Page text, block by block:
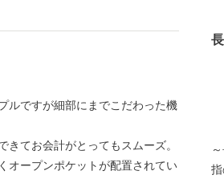
ルですが細部にまでこだわった機
きてお会計がとってもスムーズ。
オープンポケットが配置されてい
～